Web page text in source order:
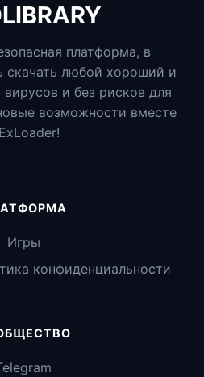
платформа, в
любой хороший и
вирусов и без рисков для
возможности вместе
Игры
конфиденциальности